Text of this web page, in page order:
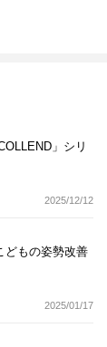
」シリ
2025/12/12
どもの姿勢改善
2025/01/17